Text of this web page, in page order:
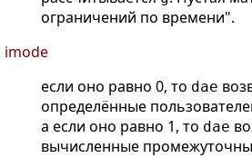
ограничений по времени".
imode
если оно равно 0, то dae
определённые
а если оно равно 1, то dae
вычисленные